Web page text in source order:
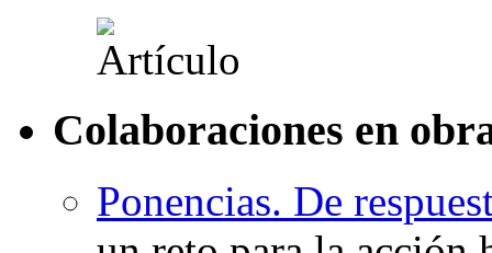
Colaboraciones en
Ponencias. De